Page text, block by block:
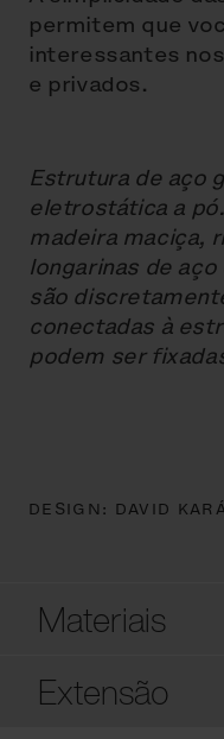
permitem que
interessantes
e privados.
Estrutura de aço
eletrostática a
madeira maciça,
longarinas de
são
conectadas à
podem ser
DESIGN: DAVID
Materiais
Extensão